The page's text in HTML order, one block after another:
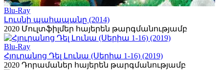
Blu-Ray
Լուսնի պահապանը (2014)
2020 Մուլտֆիլմեր հայերեն թարգմանությամբ
Blu-Ray
Հյուրանոց Դել Լունա (Սերիա 1-16) (2019)
2020 Դորամաներ հայերեն թարգմանությամբ